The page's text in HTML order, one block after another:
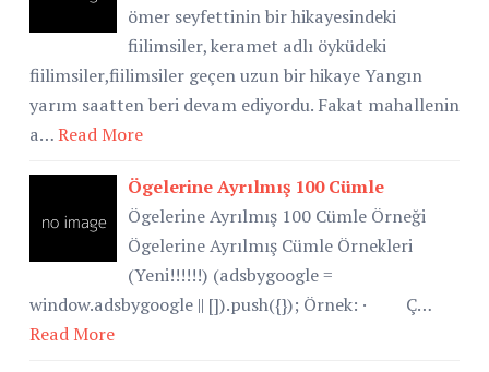
ömer seyfettinin bir hikayesindeki
fiilimsiler, keramet adlı öyküdeki
fiilimsiler,fiilimsiler geçen uzun bir hikaye Yangın
yarım saatten beri devam ediyordu. Fakat mahallenin
a…Read More
Ögelerine Ayrılmış 100 Cümle
Ögelerine Ayrılmış 100 Cümle Örneği
Ögelerine Ayrılmış Cümle Örnekleri
(Yeni!!!!!!) (adsbygoogle =
window.adsbygoogle || []).push({}); Örnek: · Ç…
Read More